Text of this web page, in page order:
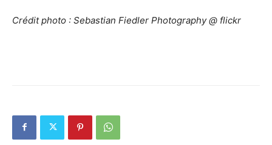
Crédit photo : Sebastian Fiedler Photography @ flickr